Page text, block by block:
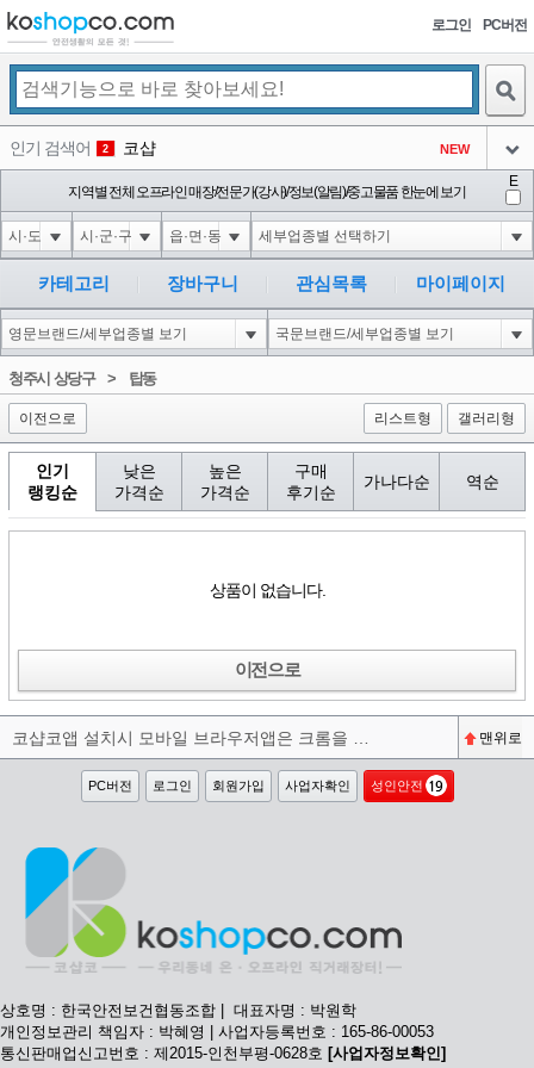
로그인 PC버전
인기 검색어 2 코샵 NEW
3 익스
아이콘
4 1-1; waitfor delay '0:0:15' --
아이콘
5 10"XOR(1*if(now()=sysdate(),sleep(15),0))XOR"Z
아이콘
1
6 1-1); waitfor delay '0:0:15' --
아이콘
1
1
지역별 전체 오프라인 매장/전문가(강사)/정보(알림)/중고물품 한눈에 보기
E
카테고리 장바구니 관심목록 마이페이지
청주시 상당구> 탑동
이전으로 리스트형 갤러리형
인기
랭킹순
낮은
가격순
높은
가격순
구매
후기순
가나다순 역순
상품이 없습니다.
이전으로
맨위로
PC버전 로그인 회원가입 사업자확인 성인안전
상호명 : 한국안전보건협동조합 | 대표자명 : 박원학
개인정보관리 책임자 : 박혜영 | 사업자등록번호 : 165-86-00053
통신판매업신고번호 : 제2015-인천부평-0628호 [사업자정보확인]